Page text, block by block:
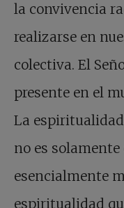
la convivencia
realizarse en
colectiva. El
presente en el
La
no es
esencialmente
espiritualidad